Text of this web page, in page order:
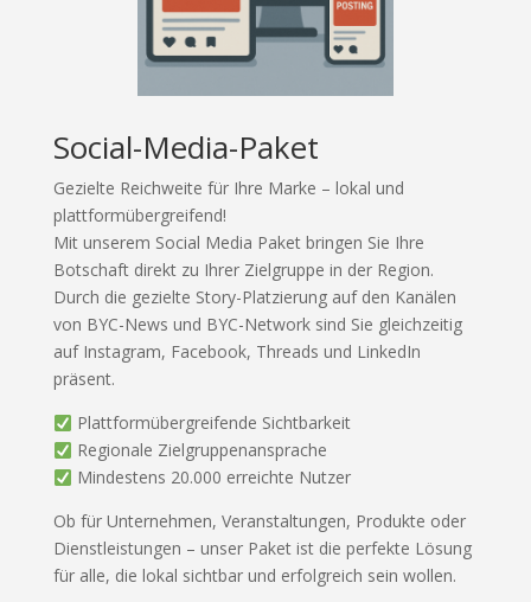
Social-Media-Paket
Gezielte Reichweite für Ihre Marke – lokal und
plattformübergreifend!
Mit unserem Social Media Paket bringen Sie Ihre
Botschaft direkt zu Ihrer Zielgruppe in der Region.
Durch die gezielte Story-Platzierung auf den Kanälen
von BYC-News und BYC-Network sind Sie gleichzeitig
auf Instagram, Facebook, Threads und LinkedIn
präsent.
Plattformübergreifende Sichtbarkeit
Regionale Zielgruppenansprache
Mindestens 20.000 erreichte Nutzer
Ob für Unternehmen, Veranstaltungen, Produkte oder
Dienstleistungen – unser Paket ist die perfekte Lösung
für alle, die lokal sichtbar und erfolgreich sein wollen.